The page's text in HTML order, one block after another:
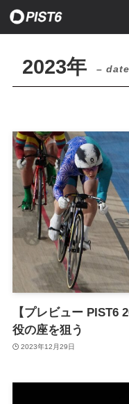
2023年 –
【プレビュー PIST6
役の座を狙う
2023年12月29日